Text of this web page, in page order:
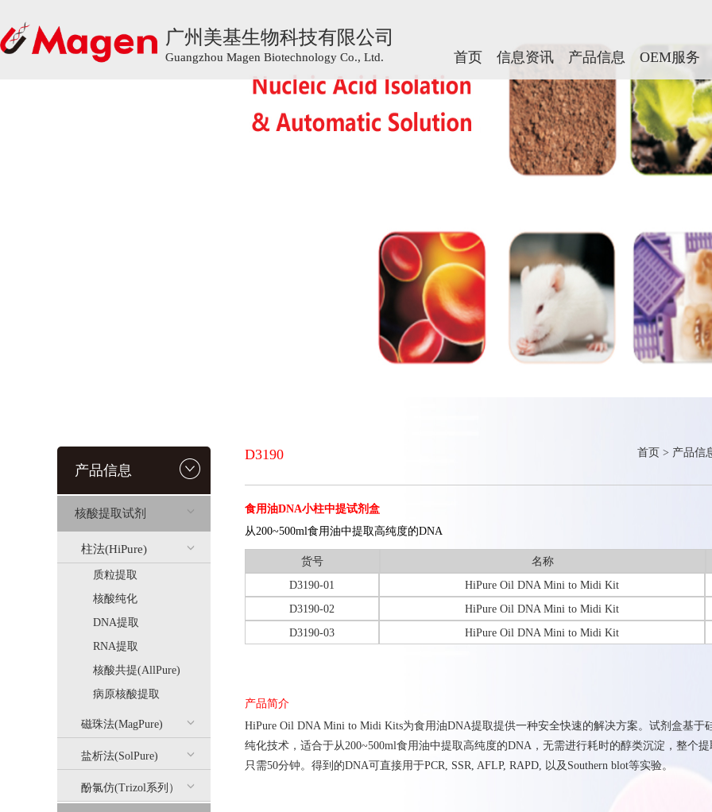
广州美基生物科技有限公司
Guangzhou Magen Biotechnology Co., Ltd. 首页 信息资讯 产品信息 OEM服务
广州美基生物科技有限公司
Guangzhou Magen Biotechnology Co., Ltd. 首页 信息资讯 产品信息 OEM服务
产品信息
核酸提取试剂
柱法(HiPure)
质粒提取
核酸纯化
DNA提取
RNA提取
核酸共提(AllPure)
病原核酸提取
磁珠法(MagPure)
盐析法(SolPure)
酚氯仿(Trizol系列）
D3190 首页 > 产品信
食用油DNA小柱中提试剂盒
从200~500ml食用油中提取高纯度的DNA
货号
名称
D3190-01
HiPure Oil DNA Mini to Midi Kit
D3190-02
HiPure Oil DNA Mini to Midi Kit
D3190-03
HiPure Oil DNA Mini to Midi Kit
产品简介
HiPure Oil DNA Mini to Midi Kits为食用油DNA提取提供一种安全快速的解决方案。试剂盒基于
纯化技术，适合于从200~500ml食用油中提取高纯度的DNA，无需进行耗时的醇类沉淀，整个提
只需50分钟。得到的DNA可直接用于PCR, SSR, AFLP, RAPD, 以及 Southern blot等实验。